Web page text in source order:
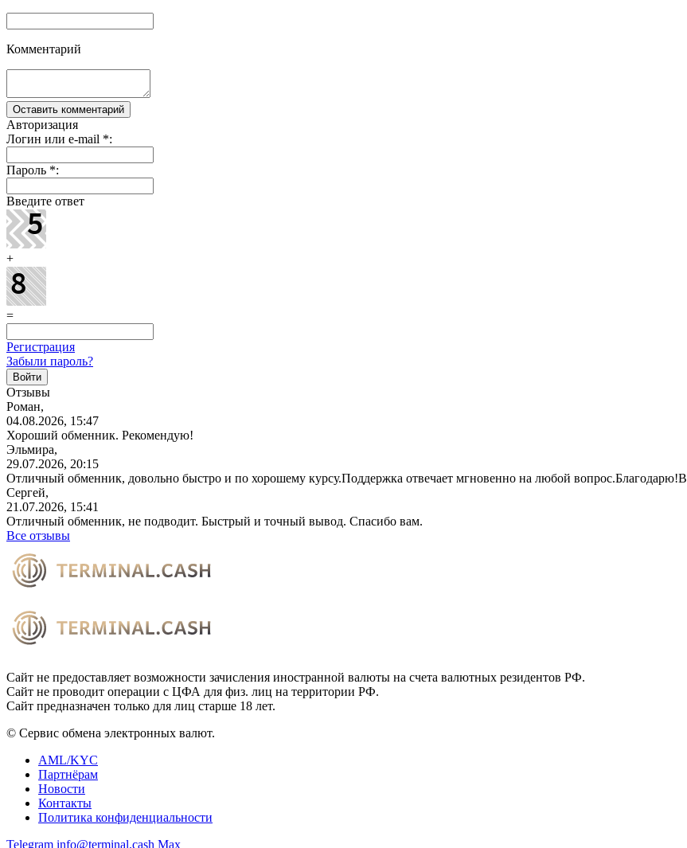
Комментарий
Авторизация
Логин или e-mail *:
Пароль *:
Введите ответ
+
=
Регистрация
Забыли пароль?
Отзывы
Роман,
04.08.2026, 15:47
Хороший обменник. Рекомендую!
Эльмира,
29.07.2026, 20:15
Отличный обменник, довольно быстро и по хорошему курсу.Поддержка отвечает мгновенно на любой
Сергей,
21.07.2026, 15:41
Отличный обменник, не подводит. Быстрый и точный вывод. Спасибо вам.
Все отзывы
Сайт не предоставляет возможности зачисления иностранной валюты на счета валютных резидентов РФ.
Сайт не проводит операции с ЦФА для физ. лиц на территории РФ.
Сайт предназначен только для лиц старше 18 лет.
© Сервис обмена электронных валют.
AML/KYC
Партнёрам
Новости
Контакты
Политика конфиденциальности
Telegram info@terminal.cash Max